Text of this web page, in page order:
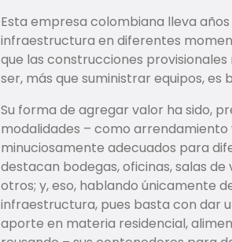
Esta empresa colombiana lleva
infraestructura en diferentes
que las construcciones
ser, más que suministrar equipos, es
Su forma de agregar valor ha sido,
modalidades – como
minuciosamente adecuados para
destacan bodegas, oficinas, salas
otros; y, eso, hablando únicamente
infraestructura, pues basta con dar
aporte en materia residencial,